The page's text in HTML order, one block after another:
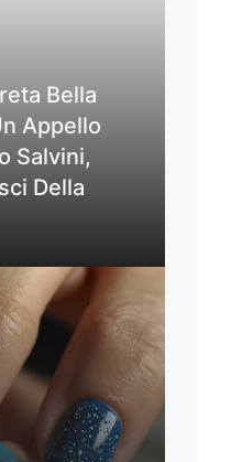
Bella
Appello
Salvini,
Della